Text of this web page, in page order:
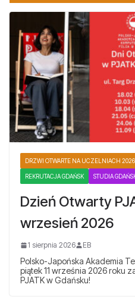
DRZWI OTWARTE NA UCZELNIACH 2026
REKRUTACJA GDAŃSK STUDIA
Dzień Otwarty
wrzesień 2026
1 sierpnia 2026 EB
Polsko-Japońska Akademia
piątek 11 września 2026 roku
PJATK w Gdańsku!